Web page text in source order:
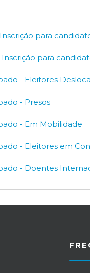
para
para
- Eleitores
- Presos
- Em Mobilidade
- Eleitores em
- Doentes